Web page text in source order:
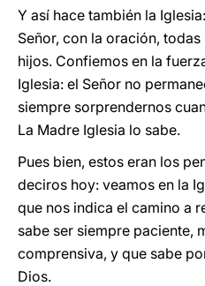
Y así hace también la
Señor, con la oración,
hijos. Confiemos en la
Iglesia: el Señor no
siempre sorprendernos
La Madre Iglesia lo sabe.
Pues bien, estos eran los
deciros hoy: veamos en la
que nos indica el camino a
sabe ser siempre paciente,
comprensiva, y que sabe
Dios.